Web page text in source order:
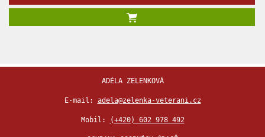
ADÉLA ZELENKOVÁ
E-mail: adela@zelenka-veterani.cz
Mobil: (+420) 602 978 492